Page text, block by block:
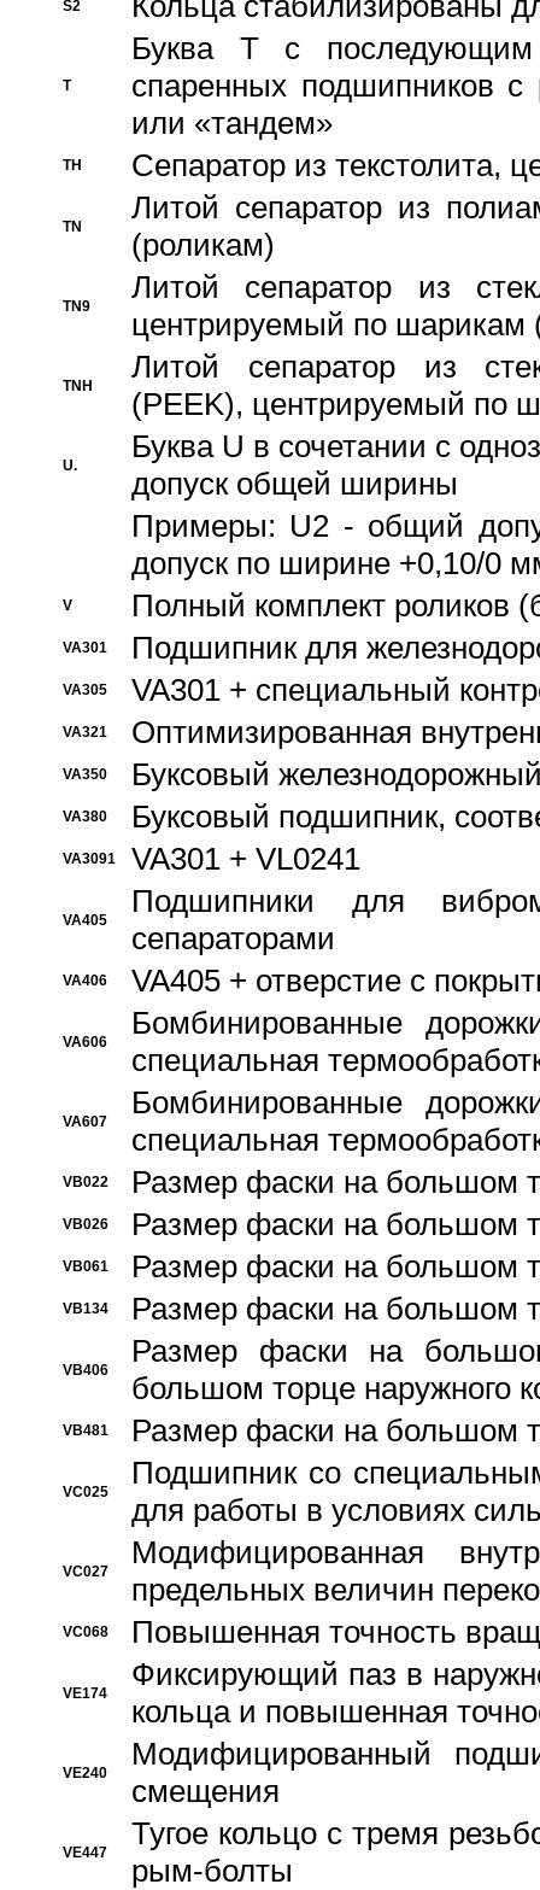
S2
T
Буква T с
спаренных подшипников
или «тандем»
TH Сепаратор из текстолита,
TN
Литой сепаратор из
(роликам)
TN9
Литой сепаратор из
центрируемый по шарикам
TNH
Литой сепаратор из
(PEEK), центрируемый по
U.
Буква U в сочетании с
допуск общей ширины
Примеры: U2 - общий
допуск по ширине +0,10/0
V Полный комплект роликов
VA301 Подшипник для
VA305 VA301 + специальный
VA321 Оптимизированная
VA350 Буксовый
VA380 Буксовый подшипник,
VA3091 VA301 + VL0241
VA405
Подшипники для
сепараторами
VA406 VA405 + отверстие с
VA606
Бомбинированные
специальная
VA607
Бомбинированные
специальная
VB022 Размер фаски на большом
VB026 Размер фаски на большом
VB061 Размер фаски на большом
VB134 Размер фаски на большом
VB406
Размер фаски на
большом торце наружного
VB481 Размер фаски на большом
VC025
Подшипник со
для работы в условиях
VC027
Модифицированная
предельных величин
VC068 Повышенная точность
VE174
Фиксирующий паз в
кольца и повышенная
VE240
Модифицированный
смещения
VE447
Тугое кольцо с тремя
рым-болты